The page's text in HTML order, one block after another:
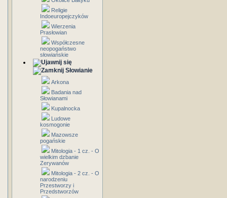
Religie
Indoeuropejczyków
Wierzenia
Prasłowian
Współczesne
neopogaństwo
słowiańskie
Słowianie
Arkona
Badania nad
Słowianami
Kupalnocka
Ludowe
kosmogonie
Mazowsze
pogańskie
Mitologia - 1 cz. - O
wielkim dzbanie
Zerywanów
Mitologia - 2 cz. - O
narodzeniu
Przestworzy i
Przedstworzów